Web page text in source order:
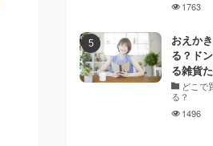
1763
おえか
る？ド
る雑貨
どこで
る？
1496